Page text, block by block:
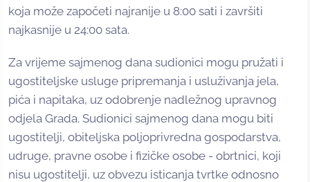
koja može započeti najranije u 8:00 sati i završiti
najkasnije u 24:00 sata.
Za vrijeme sajmenog dana sudionici mogu pružati i
ugostiteljske usluge pripremanja i usluživanja jela,
pića i napitaka, uz odobrenje nadležnog upravnog
odjela Grada. Sudionici sajmenog dana mogu biti
ugostitelji, obiteljska poljoprivredna gospodarstva,
udruge, pravne osobe i fizičke osobe - obrtnici, koji
nisu ugostitelji, uz obvezu isticanja tvrtke odnosno